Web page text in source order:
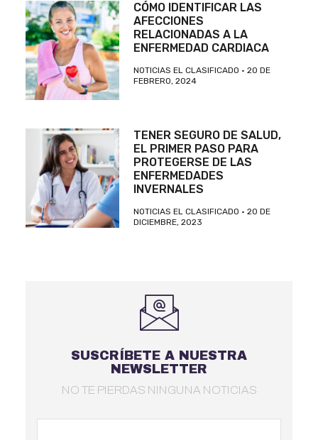
CÓMO IDENTIFICAR LAS
AFECCIONES
RELACIONADAS A LA
ENFERMEDAD CARDIACA
NOTICIAS EL CLASIFICADO
20 DE
FEBRERO, 2024
TENER SEGURO DE SALUD,
EL PRIMER PASO PARA
PROTEGERSE DE LAS
ENFERMEDADES
INVERNALES
NOTICIAS EL CLASIFICADO
20 DE
DICIEMBRE, 2023
SUSCRÍBETE A NUESTRA
NEWSLETTER
NO TE PIERDAS NINGUNA NOTICIAS